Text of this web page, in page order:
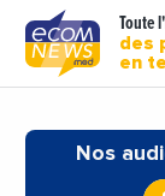
Toute
des
en
Nos